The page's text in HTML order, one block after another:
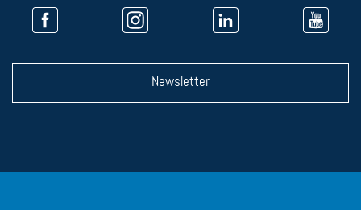
Newsletter